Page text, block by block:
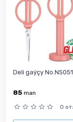
Deli gaýçy No.NS051
85 man
0